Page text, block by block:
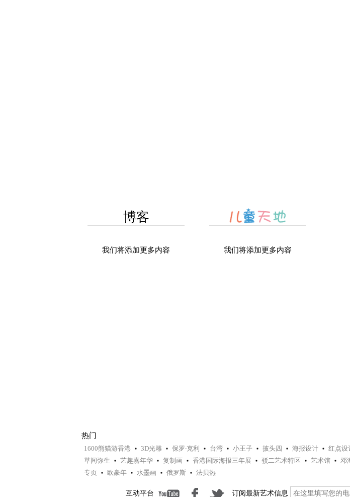
博客
我们将添加更多内容 我们将添加更多内容
热门
1600熊猫游香港 3D光雕 保罗‧克利 台湾 小王子 披头四 海报设计 红点设
草间弥生
艺趣嘉年华 复制画 香港国际海报三年展 驳二艺术特区 艺术馆 邓
专页
欧豪年 水墨画 俄罗斯 法贝热
互动平台 订阅最新艺术信息